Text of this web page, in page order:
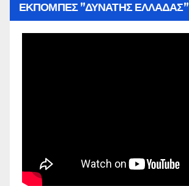
ΕΚΠΟΜΠΕΣ ”ΔΥΝΑΤΗΣ ΕΛΛΑΔΑΣ”